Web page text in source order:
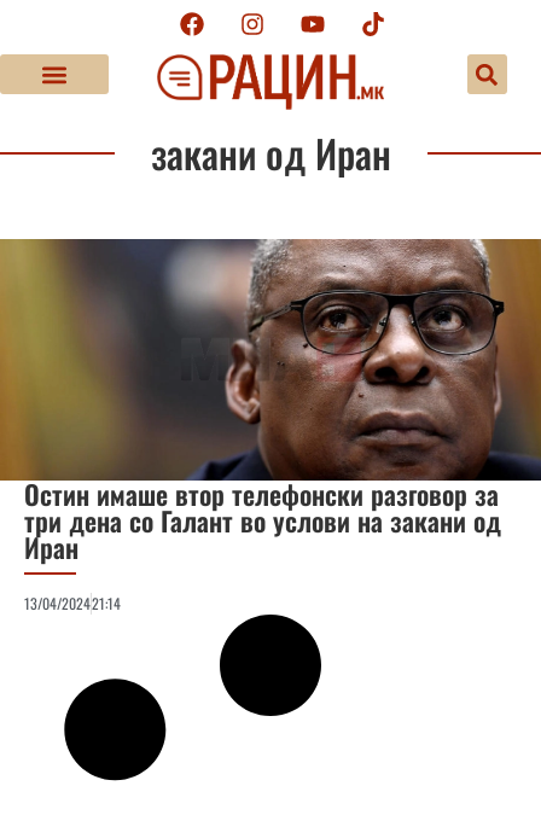
закани од Иран
Остин имаше втор телефонски разговор за
три дена со Галант во услови на закани од
Иран
13/04/202421:14